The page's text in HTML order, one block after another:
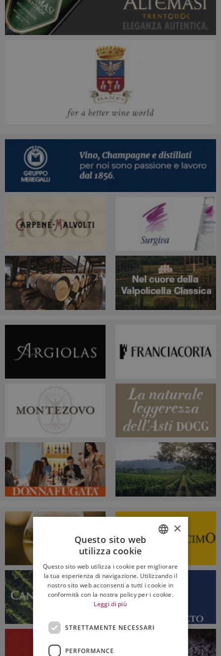
ENGLISH
×
Questo sito web
utilizza cookie
Questo sito web utilizza i cookie per migliorare
la tua esperienza di navigazione. Utilizzando il
nostro sito web acconsenti a tutti i cookie in
conformità con la nostra policy per i cookie.
Leggi di più
STRETTAMENTE NECESSARI
PERFORMANCE